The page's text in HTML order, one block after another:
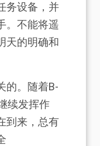
务设备，并
。不能将遥
天的明确和
的。随着B-
续发挥作
到来，总有